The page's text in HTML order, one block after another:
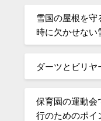
雪国の屋根を
時に欠かせない
ダーツとビリ
保育園の運動会
行のためのポイ